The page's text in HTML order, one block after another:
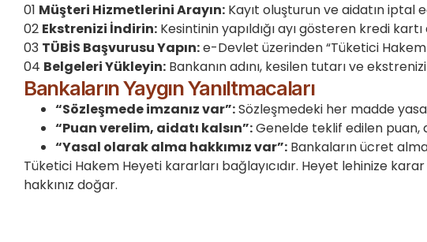
01 Müşteri Hizmetlerini Arayın: Kayıt oluşturun ve aidatın iptal
02 Ekstrenizi İndirin: Kesintinin yapıldığı ayı gösteren kredi
03 TÜBİS Başvurusu Yapın:e-Devlet üzerinden “Tüketici
04 Belgeleri Yükleyin: Bankanın adını, kesilen tutarı ve
Bankaların Yaygın Yanıltmacaları
“Sözleşmede imzanız var”:Sözleşmedeki her madde
“Puan verelim, aidatı kalsın”:Genelde teklif edilen puan,
“Yasal olarak alma hakkımız var”: Bankaların ücret
Tüketici Hakem Heyeti kararları bağlayıcıdır. Heyet lehinize
hakkınız doğar.